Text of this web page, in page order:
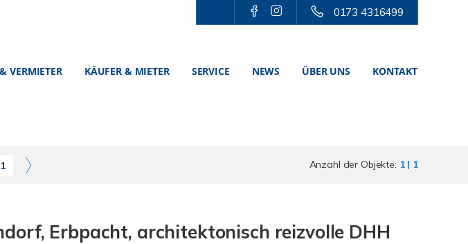
0173 4316499
VERMIETER KÄUFER & MIETER SERVICE NEWS ÜBER UNS KONTAKT
1 Anzahl der Objekte: 1 | 1
Erbpacht, architektonisch reizvolle DHH